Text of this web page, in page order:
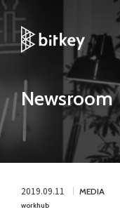
Newsroom
2019.09.11 MEDIA
workhub